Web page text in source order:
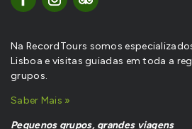
Na RecordTours somos
Lisboa e visitas guiadas em toda a
grupos.
Saber Mais »
Pequenos grupos, grandes viagens